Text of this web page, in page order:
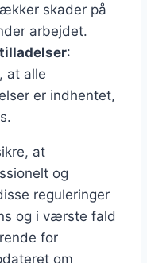
skader på
arbejdet.
:
at alle
er indhentet,
at
og
reguleringer
og i værste fald
for
om